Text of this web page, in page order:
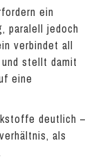
ein
paralell jedoch
verbindet all
stellt damit
eine
deutlich –
als